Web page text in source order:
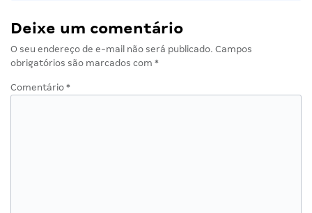
Deixe um comentário
O seu endereço de e-mail não será publicado. Campos
obrigatórios são marcados com *
Comentário *